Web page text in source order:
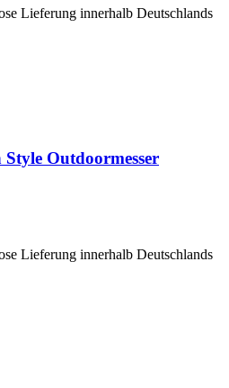
Lieferung innerhalb Deutschlands
Style Outdoormesser
Lieferung innerhalb Deutschlands